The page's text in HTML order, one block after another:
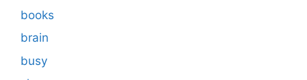
books
brain
busy